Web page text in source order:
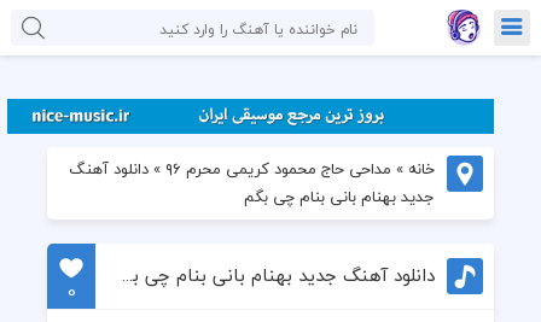
خانه » مداحی حاج محمود کریمی محرم ۹۶ »دانلود آهنگ
جدید بهنام بانی بنام چی بگم
دانلود آهنگ جدید بهنام بانی بنام چی بگم
0